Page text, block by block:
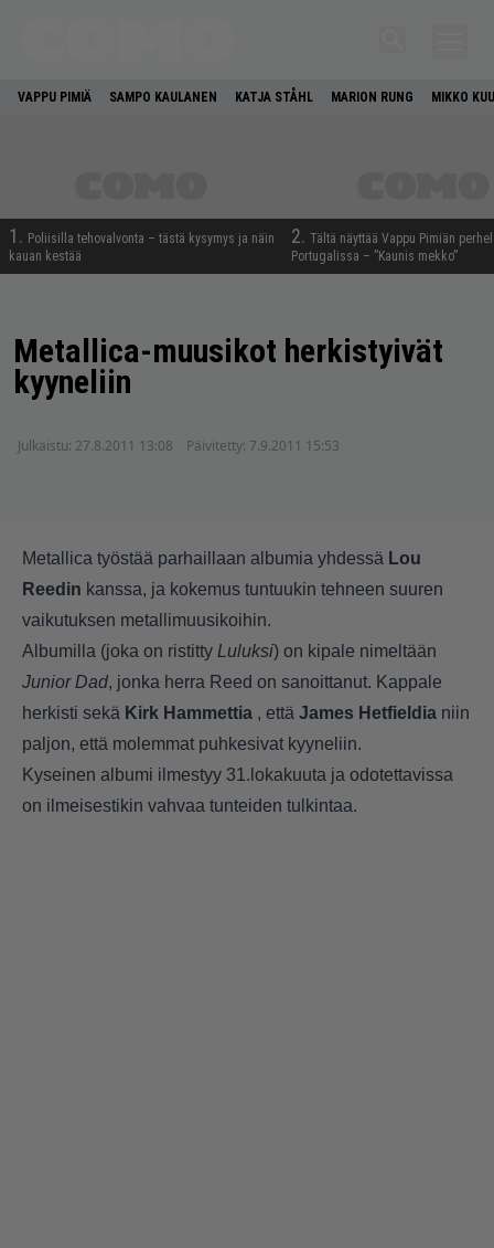
VAPPU PIMIÄ SAMPO KAULANEN KATJA STÅHL MARION RUNG MIKKO
1. Poliisilla tehovalvonta – tästä kysymys ja näin
kauan kestää
2. Tältä näyttää Vappu Pimiän
Portugalissa – ”Kaunis mekko”
Metallica-muusikot herkistyivät
kyyneliin
Julkaistu: 27.8.2011 13:08 Päivitetty: 7.9.2011 15:53
Metallica työstää parhaillaan albumia yhdessä Lou
Reedin kanssa, ja kokemus tuntuukin tehneen suuren
vaikutuksen metallimuusikoihin.
Albumilla (joka on ristitty Luluksi) on kipale nimeltään
Junior Dad, jonka herra Reed on sanoittanut. Kappale
herkisti sekä Kirk Hammettia , että James Hetfieldia niin
paljon, että molemmat puhkesivat kyyneliin.
Kyseinen albumi ilmestyy 31.lokakuuta ja odotettavissa
on ilmeisestikin vahvaa tunteiden tulkintaa.